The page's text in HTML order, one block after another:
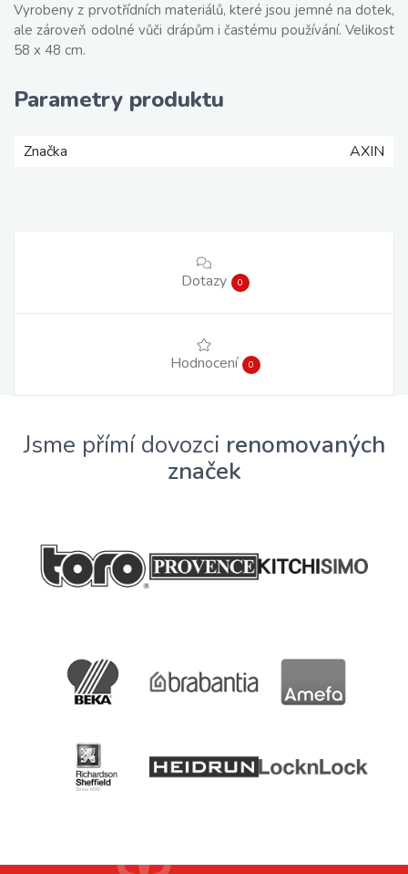
Vyrobeny z prvotřídních materiálů, které jsou jemné na dotek,
ale zároveň odolné vůči drápům i častému používání. Velikost
58 x 48 cm.
Parametry produktu
Značka AXIN
Dotazy 0
Hodnocení 0
Jsme přímí dovozci renomovaných
značek